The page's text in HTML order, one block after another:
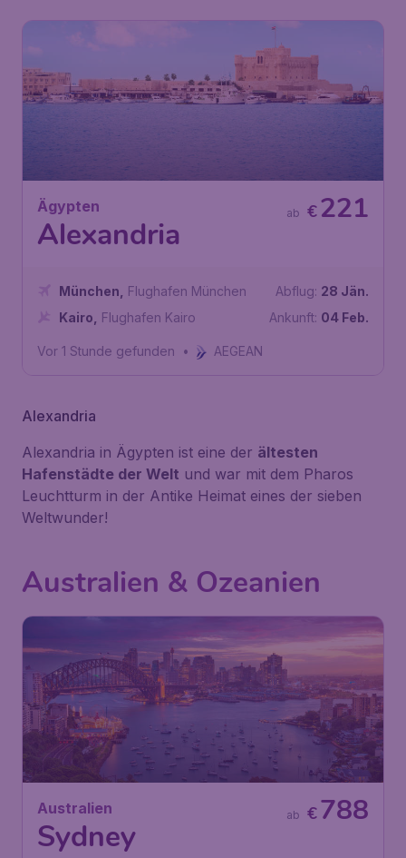
Ägypten
Alexandria
€ 221
ab
München
Flughafen München
Kairo
Flughafen Kairo
Abflug: 28 Jän.
Ankunft: 04 Feb.
Vor 1 Stunde gefunden • AEGEAN
Alexandria
Alexandria in Ägypten ist eine der ältesten
Hafenstädte der Welt und war mit dem Pharos
Leuchtturm in der Antike Heimat eines der sieben
Weltwunder!
Australien & Ozeanien
Australien
Sydney
€788
ab